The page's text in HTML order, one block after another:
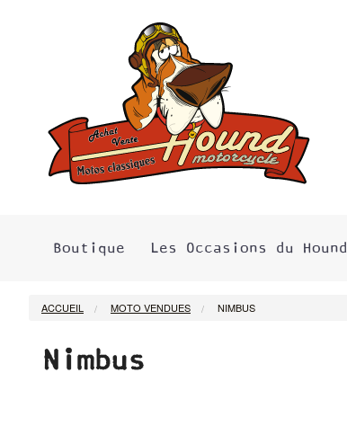
Boutique Les Occasions du Hound
ACCUEIL MOTO VENDUES NIMBUS
Nimbus